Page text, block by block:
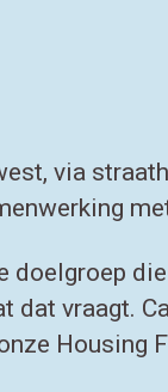
via
vraagt.
Housing